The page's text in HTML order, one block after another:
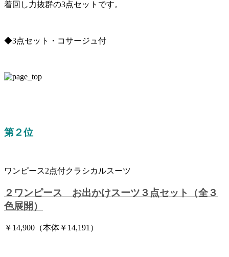
着回し力抜群の3点セットです。
◆3点セット・コサージュ付
第２位
ワンピース2点付クラシカルスーツ
２ワンピース お出かけスーツ３点セット（全３
色展開）
￥14,900（本体￥14,191）